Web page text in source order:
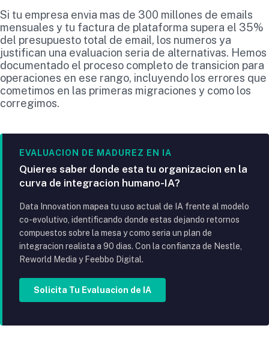
Si tu empresa envia mas de 300 millones de emails
mensuales y tu factura de plataforma supera el 35%
del presupuesto total de email, los numeros ya
justifican una evaluacion seria de alternativas. Hemos
documentado el proceso completo de transicion para
operaciones en ese rango, incluyendo los errores que
cometimos en las primeras migraciones y como los
corregimos.
EVALUACION DE MADUREZ EN IA
Quieres saber donde esta tu organizacion en la
curva de integracion humano-IA?
Data Innovation mapea tu uso actual de IA frente al modelo
co-evolutivo, identificando donde estas dejando retornos
compuestos sobre la mesa y como seria un plan de
integracion realista a 90 dias. Con la confianza de Nestle,
Reworld Media y Feebbo Digital.
Solicita Tu Evaluacion de IA